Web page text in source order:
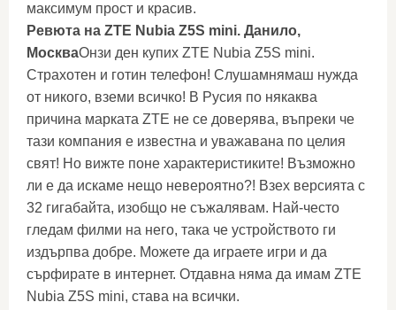
максимум прост и красив.
Ревюта на ZTE Nubia Z5S mini. Данило,
МоскваОнзи ден купих ZTE Nubia Z5S mini.
Страхотен и готин телефон! Слушамнямаш нужда
от никого, вземи всичко! В Русия по някаква
причина марката ZTE не се доверява, въпреки че
тази компания е известна и уважавана по целия
свят! Но вижте поне характеристиките! Възможно
ли е да искаме нещо невероятно?! Взех версията с
32 гигабайта, изобщо не съжалявам. Най-често
гледам филми на него, така че устройството ги
издърпва добре. Можете да играете игри и да
сърфирате в интернет. Отдавна няма да имам ZTE
Nubia Z5S mini, става на всички.